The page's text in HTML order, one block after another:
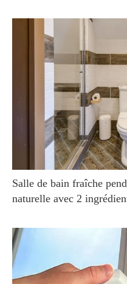
Salle de bain fraîche
naturelle avec 2